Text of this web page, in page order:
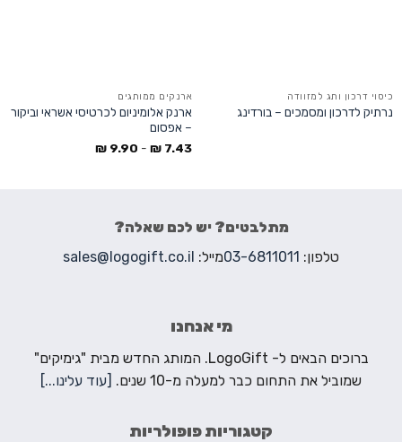
כיסוי דרכון ותג למזוודה
נרתיק לדרכון ומסמכים – בורדינג
ארנקים ממותגים
ארנק אלומיניום לכרטיסי אשראי וביקור
– אפסום
7.43
₪
-
9.90
₪
מתלבטים? יש לכם שאלה?
טלפון: 03-6811011מייל: sales@logogift.co.il
מי אנחנו
ברוכים הבאים ל- LogoGift. המותג החדש מבית "גימיקים"
שמוביל את התחום כבר למעלה מ-10 שנים.
[עוד עלינו...]
קטגוריות פופולריות